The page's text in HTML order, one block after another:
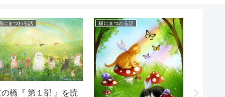
にまつわる話
の橋『 第１部 』を読
猫にまつわる話
ちを